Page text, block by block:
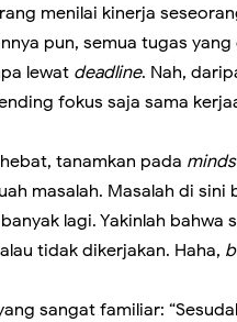
menilai kinerja
pun, semua tugas
lewat deadline. Nah,
fokus saja sama
tanamkan pada
masalah. Masalah di sini
lagi. Yakinlah bahwa
tidak dikerjakan. Haha,
sangat familiar: